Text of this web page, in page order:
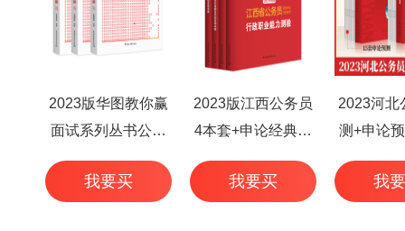
2023版华图教你赢
面试系列丛书公务
员面试华图专家详
解1000题（3本
我要买
2023版江西公务员
4本套+申论经典范
文50篇+行测高频考
点 6本
我要买
2023河北
测+申论
本
我